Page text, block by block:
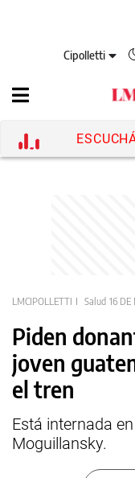
Cipolletti
LMCIPOLLETTI Salud 16
Piden
joven
el tren
Está internada
Moguillansky.